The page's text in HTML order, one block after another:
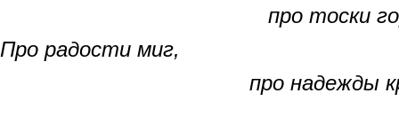
про тоски
Про радости миг,
про надежды